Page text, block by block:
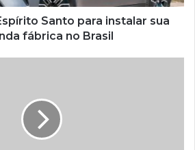
Santo para instalar sua
fábrica no Brasil